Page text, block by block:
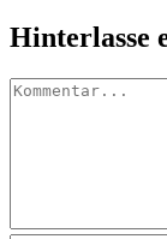
Hinterlasse
Kommentar